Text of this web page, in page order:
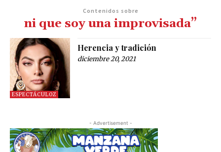
Contenidos sobre
ni que soy una improvisada”
ESPECTÁCULOZ
Herencia y tradición
diciembre 20, 2021
- Advertisement -